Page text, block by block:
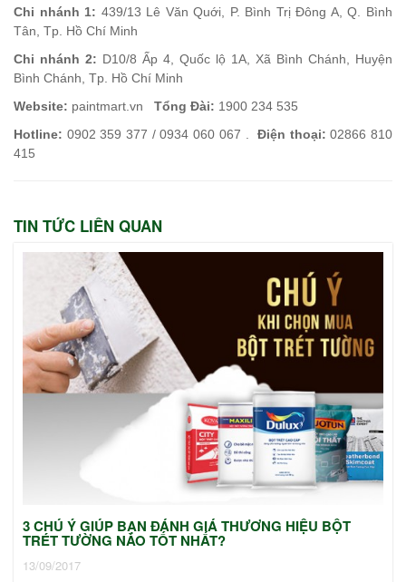
Chi nhánh 1: 439/13 Lê Văn Quới, P. Bình Trị Đông A, Q. Bình
Tân, Tp. Hồ Chí Minh
Chi nhánh 2: D10/8 Ấp 4, Quốc lộ 1A, Xã Bình Chánh, Huyện
Bình Chánh, Tp. Hồ Chí Minh
Website: paintmart.vn Tổng Đài: 1900 234 535
Hotline: 0902 359 377 / 0934 060 067 . Điện thoại:02866 810
415
TIN TỨC LIÊN QUAN
3 CHÚ Ý GIÚP BẠN ĐÁNH GIÁ THƯƠNG HIỆU BỘT
TRÉT TƯỜNG NÀO TỐT NHẤT?
13/09/2017